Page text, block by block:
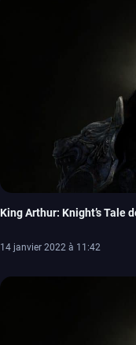
King Arthur: Knight’s Tale
14 janvier 2022 à 11:42